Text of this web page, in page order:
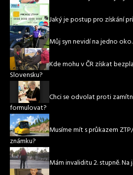
Jaký je postup pro získání
Můj syn nevidí na jedno
Kde mohu v ČR získat
Slovensku?
Chci se odvolat proti
formulovat?
Musíme mít s průkazem
známku?
Mám invaliditu 2. stupně.